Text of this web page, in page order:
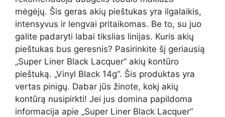
mėgėjų. Šis geras akių pieštukas yra ilgalaikis,
intensyvus ir lengvai pritaikomas. Be to, su juo
galite padaryti labai tikslias linijas. Kuris akių
pieštukas bus geresnis? Pasirinkite šį geriausią
„Super Liner Black Lacquer“ akių kontūro
pieštuką. „Vinyl Black 14g“. Šis produktas yra
vertas pinigų. Dabar jūs žinote, kokį akių
kontūrą nusipirkti! Jei jus domina papildoma
informacija apie „Super Liner Black Lacquer“